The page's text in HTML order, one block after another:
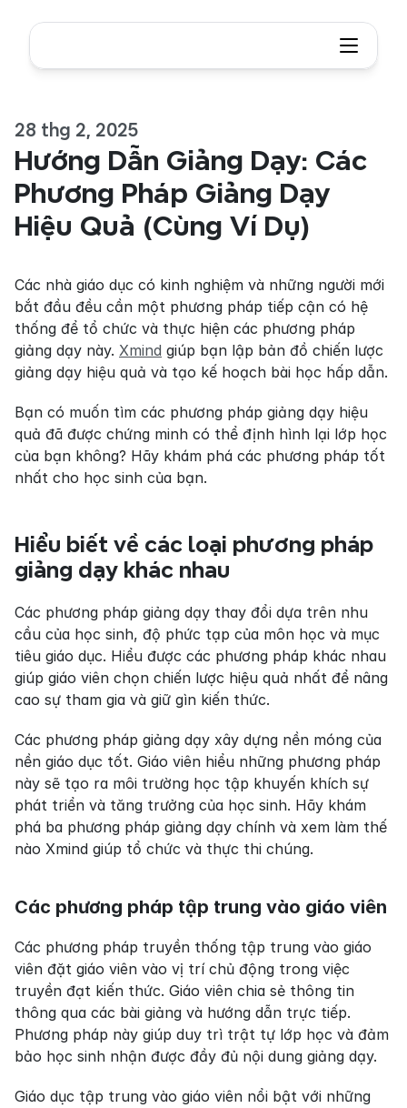
28 thg 2, 2025
Hướng Dẫn Giảng Dạy: Các
Phương Pháp Giảng Dạy
Hiệu Quả (Cùng Ví Dụ)
Các nhà giáo dục có kinh nghiệm và những người mới
bắt đầu đều cần một phương pháp tiếp cận có hệ
thống để tổ chức và thực hiện các phương pháp
giảng dạy này. Xmind giúp bạn lập bản đồ chiến lược
giảng dạy hiệu quả và tạo kế hoạch bài học hấp dẫn.
Bạn có muốn tìm các phương pháp giảng dạy hiệu
quả đã được chứng minh có thể định hình lại lớp học
của bạn không? Hãy khám phá các phương pháp tốt
nhất cho học sinh của bạn.
Hiểu biết về các loại phương pháp
giảng dạy khác nhau
Các phương pháp giảng dạy thay đổi dựa trên nhu
cầu của học sinh, độ phức tạp của môn học và mục
tiêu giáo dục. Hiểu được các phương pháp khác nhau
giúp giáo viên chọn chiến lược hiệu quả nhất để nâng
cao sự tham gia và giữ gìn kiến thức.
Các phương pháp giảng dạy xây dựng nền móng của
nền giáo dục tốt. Giáo viên hiểu những phương pháp
này sẽ tạo ra môi trường học tập khuyến khích sự
phát triển và tăng trưởng của học sinh. Hãy khám
phá ba phương pháp giảng dạy chính và xem làm thế
nào Xmind giúp tổ chức và thực thi chúng.
Các phương pháp tập trung vào giáo viên
Các phương pháp truyền thống tập trung vào giáo
viên đặt giáo viên vào vị trí chủ động trong việc
truyền đạt kiến thức. Giáo viên chia sẻ thông tin
thông qua các bài giảng và hướng dẫn trực tiếp.
Phương pháp này giúp duy trì trật tự lớp học và đảm
bảo học sinh nhận được đầy đủ nội dung giảng dạy.
Giáo dục tập trung vào giáo viên nổi bật với những